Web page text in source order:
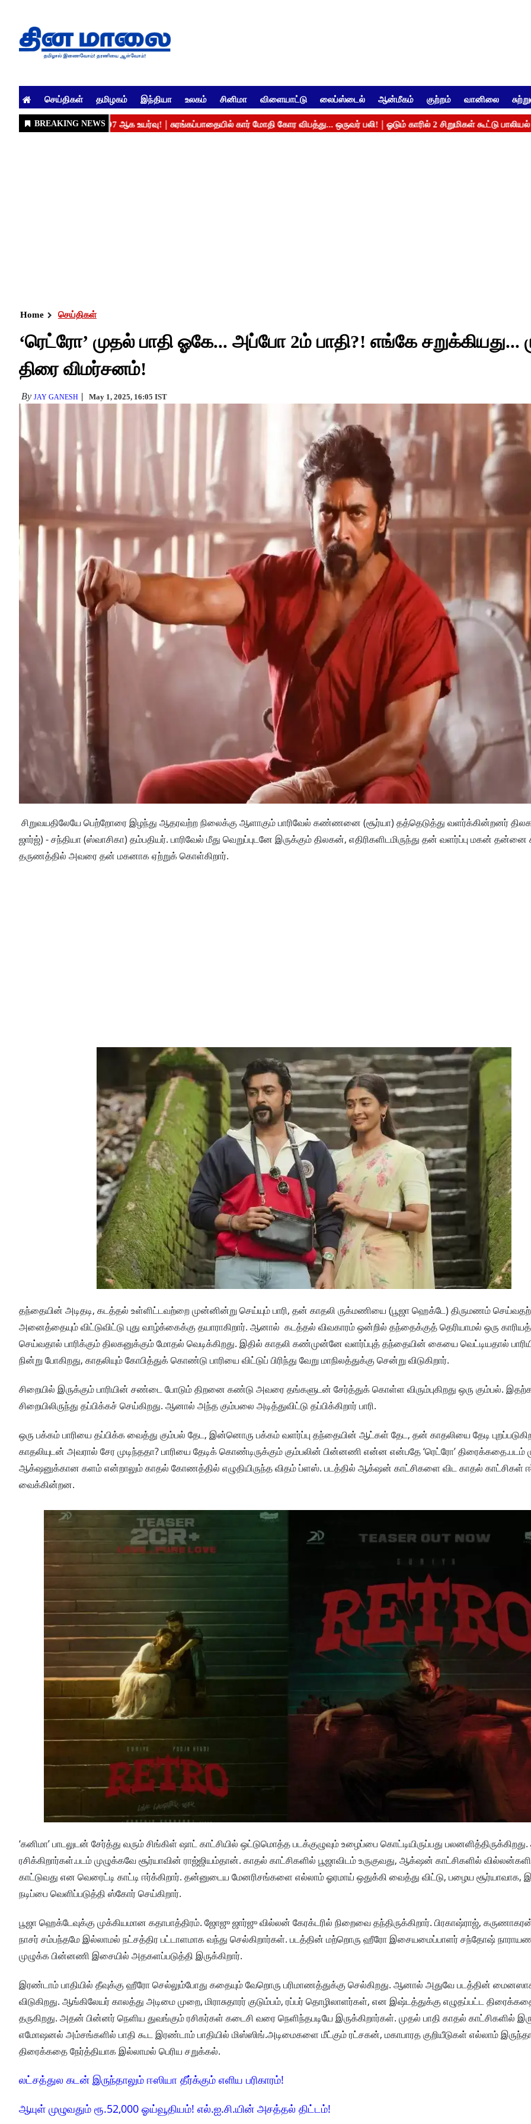
செய்திகள் தமிழகம் இந்தியா உலகம் சினிமா விளையாட்டு லைப்ஸ்டைல் ஆன்மீகம் குற்றம் வானிலை
Home செய்திகள்
‘ரெட்ரோ’ முதல் பாதி ஓகே... அப்போ 2ம் பாதி?! எங்கே சறுக்கியது...
திரை விமர்சனம்!
By JAY GANESH May 1, 2025, 16:05 IST
சிறுவயதிலேயே பெற்றோரை இழந்து ஆதரவற்ற நிலைக்கு ஆளாகும் பாரிவேல் கண்ணனை (சூர்யா) தத்தெடுத்து வளர்க்கின்றனர்
ஜார்ஜ்) - சந்தியா (ஸ்வாசிகா) தம்பதியர். பாரிவேல் மீது வெறுப்புடனே இருக்கும் திலகன், எதிரிகளிடமிருந்து தன் வளர்ப்பு மகன் தன்னை
தருணத்தில் அவரை தன் மகனாக ஏற்றுக் கொள்கிறார்.
தந்தையின் அடிதடி, கடத்தல் உள்ளிட்டவற்றை முன்னின்று செய்யும் பாரி, தன் காதலி ருக்மணியை (பூஜா ஹெக்டே) திருமணம்
அனைத்தையும் விட்டுவிட்டு புது வாழ்க்கைக்கு தயாராகிறார். ஆனால் கடத்தல் விவகாரம் ஒன்றில் தந்தைக்குத் தெரியாமல் ஒரு
செய்வதால் பாரிக்கும் திலகனுக்கும் மோதல் வெடிக்கிறது. இதில் காதலி கண்முன்னே வளர்ப்புத் தந்தையின் கையை வெட்டியதால்
நின்று போகிறது, காதலியும் கோபித்துக் கொண்டு பாரியை விட்டுப் பிரிந்து வேறு மாநிலத்துக்கு சென்று விடுகிறார்.
சிறையில் இருக்கும் பாரியின் சண்டை போடும் திறனை கண்டு அவரை தங்களுடன் சேர்த்துக் கொள்ள விரும்புகிறது ஒரு கும்பல்.
சிறையிலிருந்து தப்பிக்கச் செய்கிறது. ஆனால் அந்த கும்பலை அடித்துவிட்டு தப்பிக்கிறார் பாரி.
ஒரு பக்கம் பாரியை தப்பிக்க வைத்து கும்பல் தேட, இன்னொரு பக்கம் வளர்ப்பு தந்தையின் ஆட்கள் தேட, தன் காதலியை தேடி
காதலியுடன் அவரால் சேர முடிந்ததா? பாரியை தேடிக் கொண்டிருக்கும் கும்பலின் பின்னணி என்ன என்பதே ‘ரெட்ரோ’ திரைக்கதை.படம்
ஆக்‌ஷனுக்கான களம் என்றாலும் காதல் கோணத்தில் எழுதியிருந்த விதம் ப்ளஸ். படத்தில் ஆக்‌ஷன் காட்சிகளை விட காதல் காட்சிகள்
வைக்கின்றன.
‘கனிமா’ பாடலுடன் சேர்த்து வரும் சிங்கிள் ஷாட் காட்சியில் ஒட்டுமொத்த படக்குழுவும் உழைப்பை கொட்டியிருப்பது பலனளித்திருக்கிறது.
ரசிக்கிறார்கள்.படம் முழுக்கவே சூர்யாவின் ராஜ்ஜியம்தான். காதல் காட்சிகளில் பூஜாவிடம் உருகுவது, ஆக்‌ஷன் காட்சிகளில்
காட்டுவது என வெரைட்டி காட்டி ஈர்க்கிறார். தன்னுடைய மேனரிசங்களை எல்லாம் ஓரமாய் ஒதுக்கி வைத்து விட்டு, பழைய சூர்யாவாக,
நடிப்பை வெளிப்படுத்தி ஸ்கோர் செய்கிறார்.
பூஜா ஹெக்டேவுக்கு முக்கியமான கதாபாத்திரம். ஜோஜு ஜார்ஜு வில்லன் கேரக்டரில் நிறைவை தந்திருக்கிறார். பிரகாஷ்ராஜ்,
நாசர் சம்பந்தமே இல்லாமல் நட்சத்திர பட்டாளமாக வந்து செல்கிறார்கள். படத்தின் மற்றொரு ஹீரோ இசையமைப்பாளர் சந்தோஷ்
முழுக்க பின்னணி இசையில் அதகளப்படுத்தி இருக்கிறார்.
இரண்டாம் பாதியில் தீவுக்கு ஹீரோ செல்லும்போது கதையும் வேறொரு பரிமாணத்துக்கு செல்கிறது. ஆனால் அதுவே படத்தின்
விடுகிறது. ஆங்கிலேயர் காலத்து அடிமை முறை, மிராசுதாரர் குடும்பம், ரப்பர் தொழிலாளர்கள், என இஷ்டத்துக்கு எழுதப்பட்ட
தருகிறது. அதன் பின்னர் நெளிய துவங்கும் ரசிகர்கள் கடைசி வரை நெளிந்தபடியே இருக்கிறார்கள். முதல் பாதி காதல் காட்சிகளில்
எமோஷனல் அம்சங்களில் பாதி கூட இரண்டாம் பாதியில் மிஸ்ஸிங்.அடிமைகளை மீட்கும் ரட்சகன், மகாபாரத குறியீடுகள் எல்லாம்
திரைக்கதை நேர்த்தியாக இல்லாமல் பெரிய சறுக்கல்.
லட்சத்துல கடன் இருந்தாலும் ஈஸியா தீர்க்கும் எளிய பரிகாரம்!
ஆயுள் முழுவதும் ரூ.52,000 ஓய்வூதியம்! எல்.ஐ.சி.யின் அசத்தல் திட்டம்!